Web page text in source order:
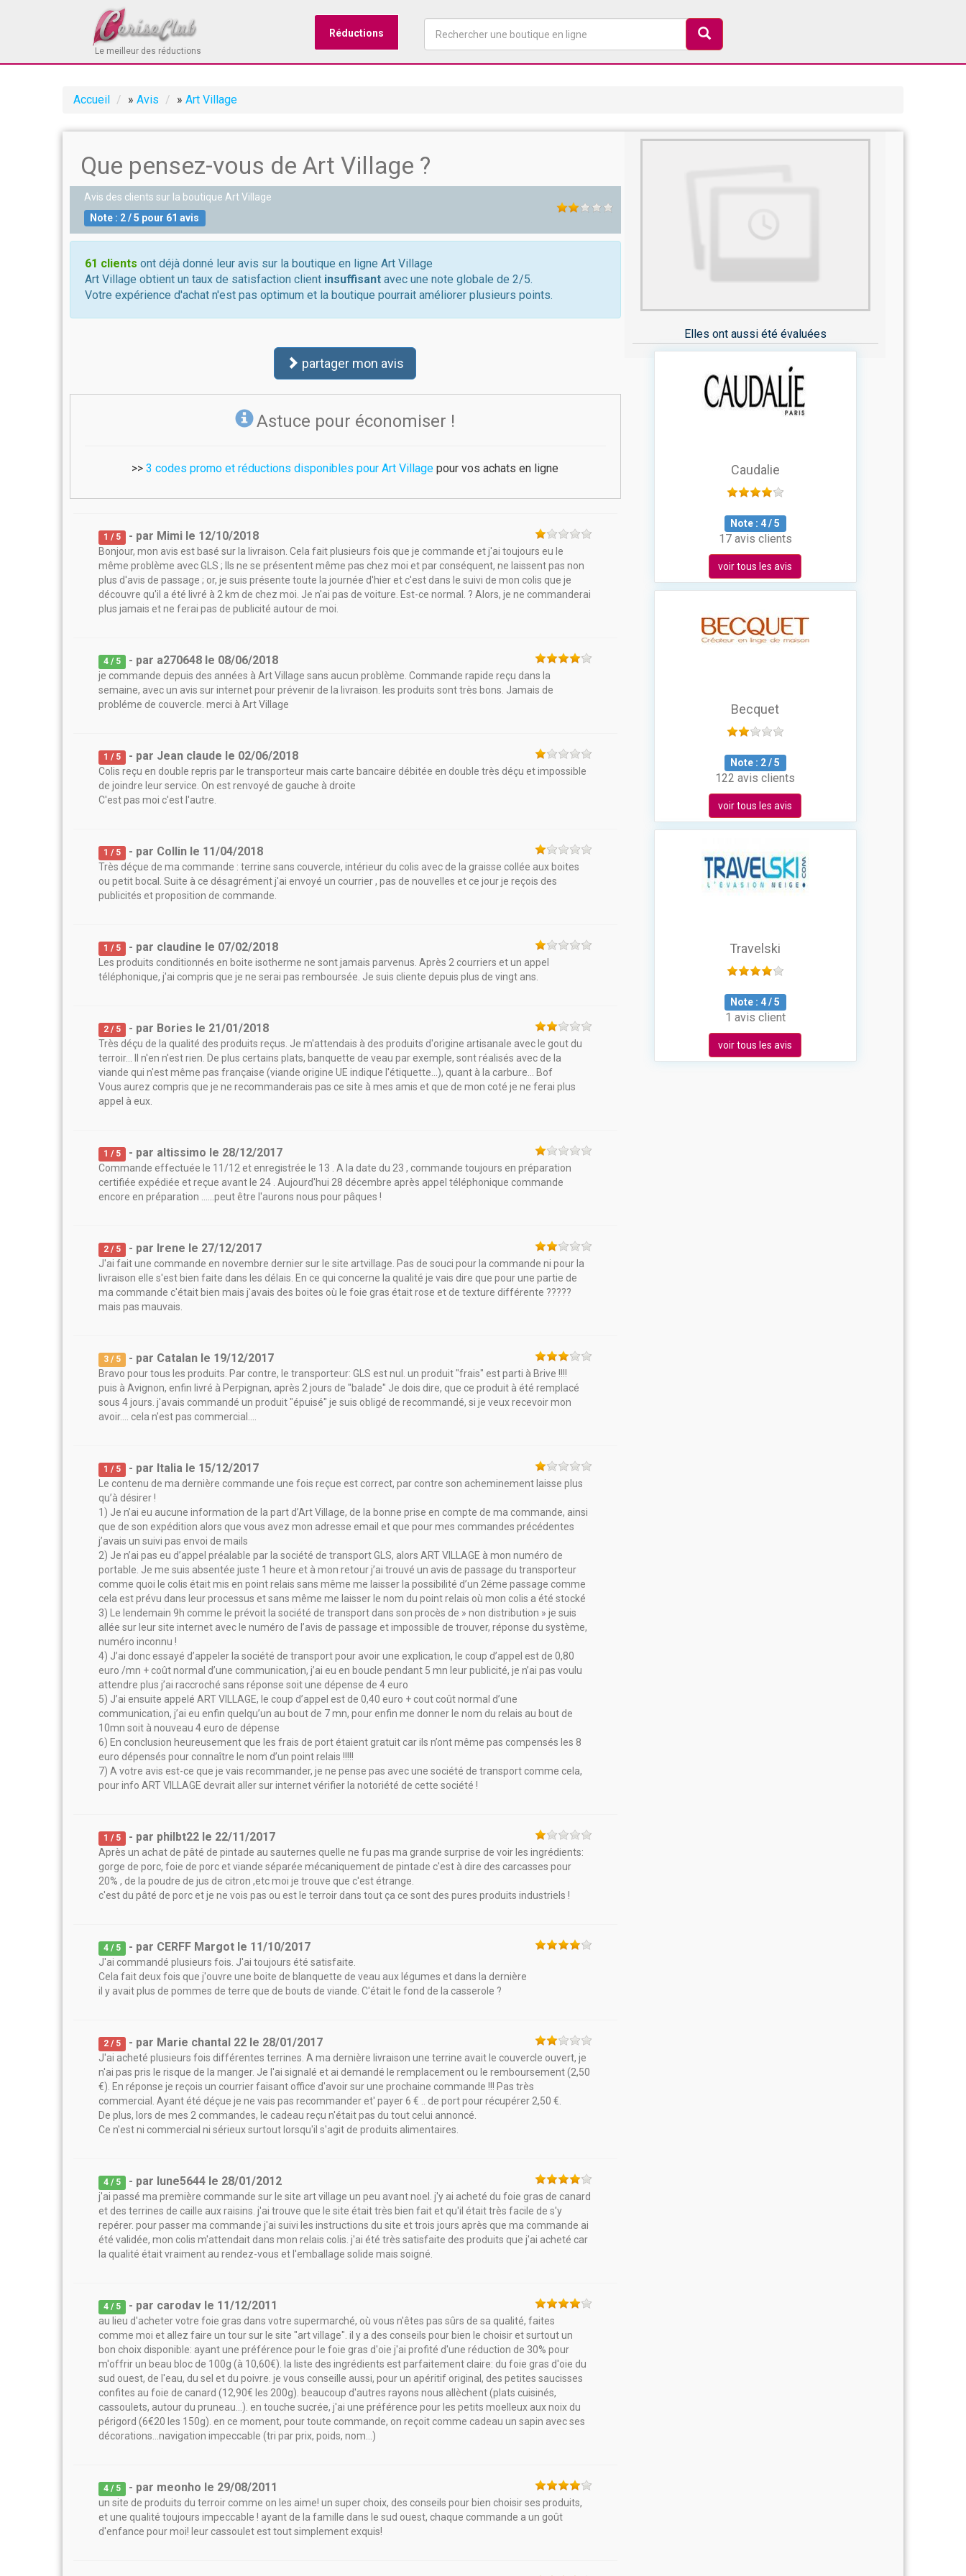
Le meilleur des réductions
Réductions
Accueil » Avis » Art Village
Que pensez-vous de Art Village ?
Avis des clients sur la boutique Art Village
Note : 2/5 pour 61 avis
61 clients ont déjà donné leur avis sur la boutique en ligne Art Village
Art Village obtient un taux de satisfaction client insuffisant avec une note globale de 2/5.
Votre expérience d'achat n'est pas optimum et la boutique pourrait améliorer plusieurs points.
partager mon avis
Astuce pour économiser !
>>3 codes promo et réductions disponibles pour Art Village pour vos achats en ligne
1 / 5 - par Mimi le 12/10/2018
Bonjour, mon avis est basé sur la livraison. Cela fait plusieurs fois que je commande et j'ai toujours eu le
même problème avec GLS ; Ils ne se présentent même pas chez moi et par conséquent, ne laissent pas non
plus d'avis de passage ; or, je suis présente toute la journée d'hier et c'est dans le suivi de mon colis que je
découvre qu'il a été livré à 2 km de chez moi. Je n'ai pas de voiture. Est-ce normal. ? Alors, je ne commanderai
plus jamais et ne ferai pas de publicité autour de moi.
4 / 5 - par a270648 le 08/06/2018
je commande depuis des années à Art Village sans aucun problème. Commande rapide reçu dans la
semaine, avec un avis sur internet pour prévenir de la livraison. les produits sont très bons. Jamais de
probléme de couvercle. merci à Art Village
1 / 5 - par Jean claude le 02/06/2018
Colis reçu en double repris par le transporteur mais carte bancaire débitée en double très déçu et impossible
de joindre leur service. On est renvoyé de gauche à droite
C'est pas moi c'est l'autre.
1 / 5 - par Collin le 11/04/2018
Très déçue de ma commande : terrine sans couvercle, intérieur du colis avec de la graisse collée aux boites
ou petit bocal. Suite à ce désagrément j'ai envoyé un courrier , pas de nouvelles et ce jour je reçois des
publicités et proposition de commande.
1 / 5 - par claudine le 07/02/2018
Les produits conditionnés en boite isotherme ne sont jamais parvenus. Après 2 courriers et un appel
téléphonique, j'ai compris que je ne serai pas remboursée. Je suis cliente depuis plus de vingt ans.
2 / 5 - par Bories le 21/01/2018
Très déçu de la qualité des produits reçus. Je m'attendais à des produits d'origine artisanale avec le gout du
terroir... Il n'en n'est rien. De plus certains plats, banquette de veau par exemple, sont réalisés avec de la
viande qui n'est même pas française (viande origine UE indique l'étiquette...), quant à la carbure... Bof
Vous aurez compris que je ne recommanderais pas ce site à mes amis et que de mon coté je ne ferai plus
appel à eux.
1 / 5 - par altissimo le 28/12/2017
Commande effectuée le 11/12 et enregistrée le 13 . A la date du 23 , commande toujours en préparation
certifiée expédiée et reçue avant le 24 . Aujourd'hui 28 décembre après appel téléphonique commande
encore en préparation ......peut être l'aurons nous pour pâques !
2 / 5 - par Irene le 27/12/2017
J'ai fait une commande en novembre dernier sur le site artvillage. Pas de souci pour la commande ni pour la
livraison elle s'est bien faite dans les délais. En ce qui concerne la qualité je vais dire que pour une partie de
ma commande c'était bien mais j'avais des boites où le foie gras était rose et de texture différente ?????
mais pas mauvais.
3 / 5 - par Catalan le 19/12/2017
Bravo pour tous les produits. Par contre, le transporteur: GLS est nul. un produit "frais" est parti à Brive !!!!
puis à Avignon, enfin livré à Perpignan, après 2 jours de "balade" Je dois dire, que ce produit à été remplacé
sous 4 jours. j'avais commandé un produit "épuisé" je suis obligé de recommandé, si je veux recevoir mon
avoir.... cela n'est pas commercial....
1 / 5 - par Italia le 15/12/2017
Le contenu de ma dernière commande une fois reçue est correct, par contre son acheminement laisse plus
qu’à désirer !
1) Je n’ai eu aucune information de la part d’Art Village, de la bonne prise en compte de ma commande, ainsi
que de son expédition alors que vous avez mon adresse email et que pour mes commandes précédentes
j’avais un suivi pas envoi de mails
2) Je n’ai pas eu d’appel préalable par la société de transport GLS, alors ART VILLAGE à mon numéro de
portable. Je me suis absentée juste 1 heure et à mon retour j’ai trouvé un avis de passage du transporteur
comme quoi le colis était mis en point relais sans même me laisser la possibilité d’un 2éme passage comme
cela est prévu dans leur processus et sans même me laisser le nom du point relais où mon colis a été stocké
3) Le lendemain 9h comme le prévoit la société de transport dans son procès de » non distribution » je suis
allée sur leur site internet avec le numéro de l’avis de passage et impossible de trouver, réponse du système,
numéro inconnu !
4) J’ai donc essayé d’appeler la société de transport pour avoir une explication, le coup d’appel est de 0,80
euro /mn + coût normal d’une communication, j’ai eu en boucle pendant 5 mn leur publicité, je n’ai pas voulu
attendre plus j’ai raccroché sans réponse soit une dépense de 4 euro
5) J’ai ensuite appelé ART VILLAGE, le coup d’appel est de 0,40 euro + cout coût normal d’une
communication, j’ai eu enfin quelqu’un au bout de 7 mn, pour enfin me donner le nom du relais au bout de
10mn soit à nouveau 4 euro de dépense
6) En conclusion heureusement que les frais de port étaient gratuit car ils n’ont même pas compensés les 8
euro dépensés pour connaître le nom d’un point relais !!!!!
7) A votre avis est-ce que je vais recommander, je ne pense pas avec une société de transport comme cela,
pour info ART VILLAGE devrait aller sur internet vérifier la notoriété de cette société !
1 / 5 - par philbt22 le 22/11/2017
Après un achat de pâté de pintade au sauternes quelle ne fu pas ma grande surprise de voir les ingrédients:
gorge de porc, foie de porc et viande séparée mécaniquement de pintade c'est à dire des carcasses pour
20% , de la poudre de jus de citron ,etc moi je trouve que c'est étrange.
c'est du pâté de porc et je ne vois pas ou est le terroir dans tout ça ce sont des pures produits industriels !
4 / 5 - par CERFF Margot le 11/10/2017
J'ai commandé plusieurs fois. J'ai toujours été satisfaite.
Cela fait deux fois que j'ouvre une boite de blanquette de veau aux légumes et dans la dernière
il y avait plus de pommes de terre que de bouts de viande. C'était le fond de la casserole ?
2 / 5 - par Marie chantal 22 le 28/01/2017
J'ai acheté plusieurs fois différentes terrines. A ma dernière livraison une terrine avait le couvercle ouvert, je
n'ai pas pris le risque de la manger. Je l'ai signalé et ai demandé le remplacement ou le remboursement (2,50
€). En réponse je reçois un courrier faisant office d'avoir sur une prochaine commande !!! Pas très
commercial. Ayant été déçue je ne vais pas recommander et' payer 6 € .. de port pour récupérer 2,50 €.
De plus, lors de mes 2 commandes, le cadeau reçu n'était pas du tout celui annoncé.
Ce n'est ni commercial ni sérieux surtout lorsqu'il s'agit de produits alimentaires.
4 / 5 - par lune5644 le 28/01/2012
j'ai passé ma première commande sur le site art village un peu avant noel. j'y ai acheté du foie gras de canard
et des terrines de caille aux raisins. j'ai trouve que le site était très bien fait et qu'il était très facile de s'y
repérer. pour passer ma commande j'ai suivi les instructions du site et trois jours après que ma commande ai
été validée, mon colis m'attendait dans mon relais colis. j'ai été très satisfaite des produits que j'ai acheté car
la qualité était vraiment au rendez-vous et l'emballage solide mais soigné.
4 / 5 - par carodav le 11/12/2011
au lieu d'acheter votre foie gras dans votre supermarché, où vous n'êtes pas sûrs de sa qualité, faites
comme moi et allez faire un tour sur le site "art village". il y a des conseils pour bien le choisir et surtout un
bon choix disponible: ayant une préférence pour le foie gras d'oie j'ai profité d'une réduction de 30% pour
m'offrir un beau bloc de 100g (à 10,60€). la liste des ingrédients est parfaitement claire: du foie gras d'oie du
sud ouest, de l'eau, du sel et du poivre. je vous conseille aussi, pour un apéritif original, des petites saucisses
confites au foie de canard (12,90€ les 200g). beaucoup d'autres rayons nous allèchent (plats cuisinés,
cassoulets, autour du pruneau...). en touche sucrée, j'ai une préférence pour les petits moelleux aux noix du
périgord (6€20 les 150g). en ce moment, pour toute commande, on reçoit comme cadeau un sapin avec ses
décorations...navigation impeccable (tri par prix, poids, nom...)
4 / 5 - par meonho le 29/08/2011
un site de produits du terroir comme on les aime! un super choix, des conseils pour bien choisir ses produits,
et une qualité toujours impeccable ! ayant de la famille dans le sud ouest, chaque commande a un goût
d'enfance pour moi! leur cassoulet est tout simplement exquis!
Elles ont aussi été évaluées
Caudalie
Note : 4/5
17 avis clients
voir tous les avis
Becquet
Note : 2/5
122 avis clients
voir tous les avis
Travelski
Note : 4/5
1 avis client
voir tous les avis